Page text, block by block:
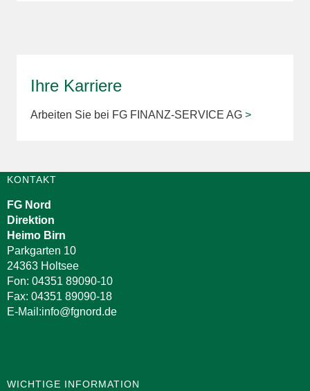
Ihre Karriere
Arbeiten Sie bei FG FINANZ-SERVICE AG >
KONTAKT
FG Nord
Direktion
Heimo Birn
Parkgarten 10
24363 Holtsee
Fon: 04351 89090-10
Fax: 04351 89090-18
E-Mail:info@fgnord.de
WICHTIGE INFORMATION